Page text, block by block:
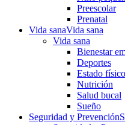
Preescolar
Prenatal
Vida sanaVida sana
Vida sana
Bienestar
Deportes
Estado físico
Nutrición
Salud bucal
Sueño
Seguridad y Prevención